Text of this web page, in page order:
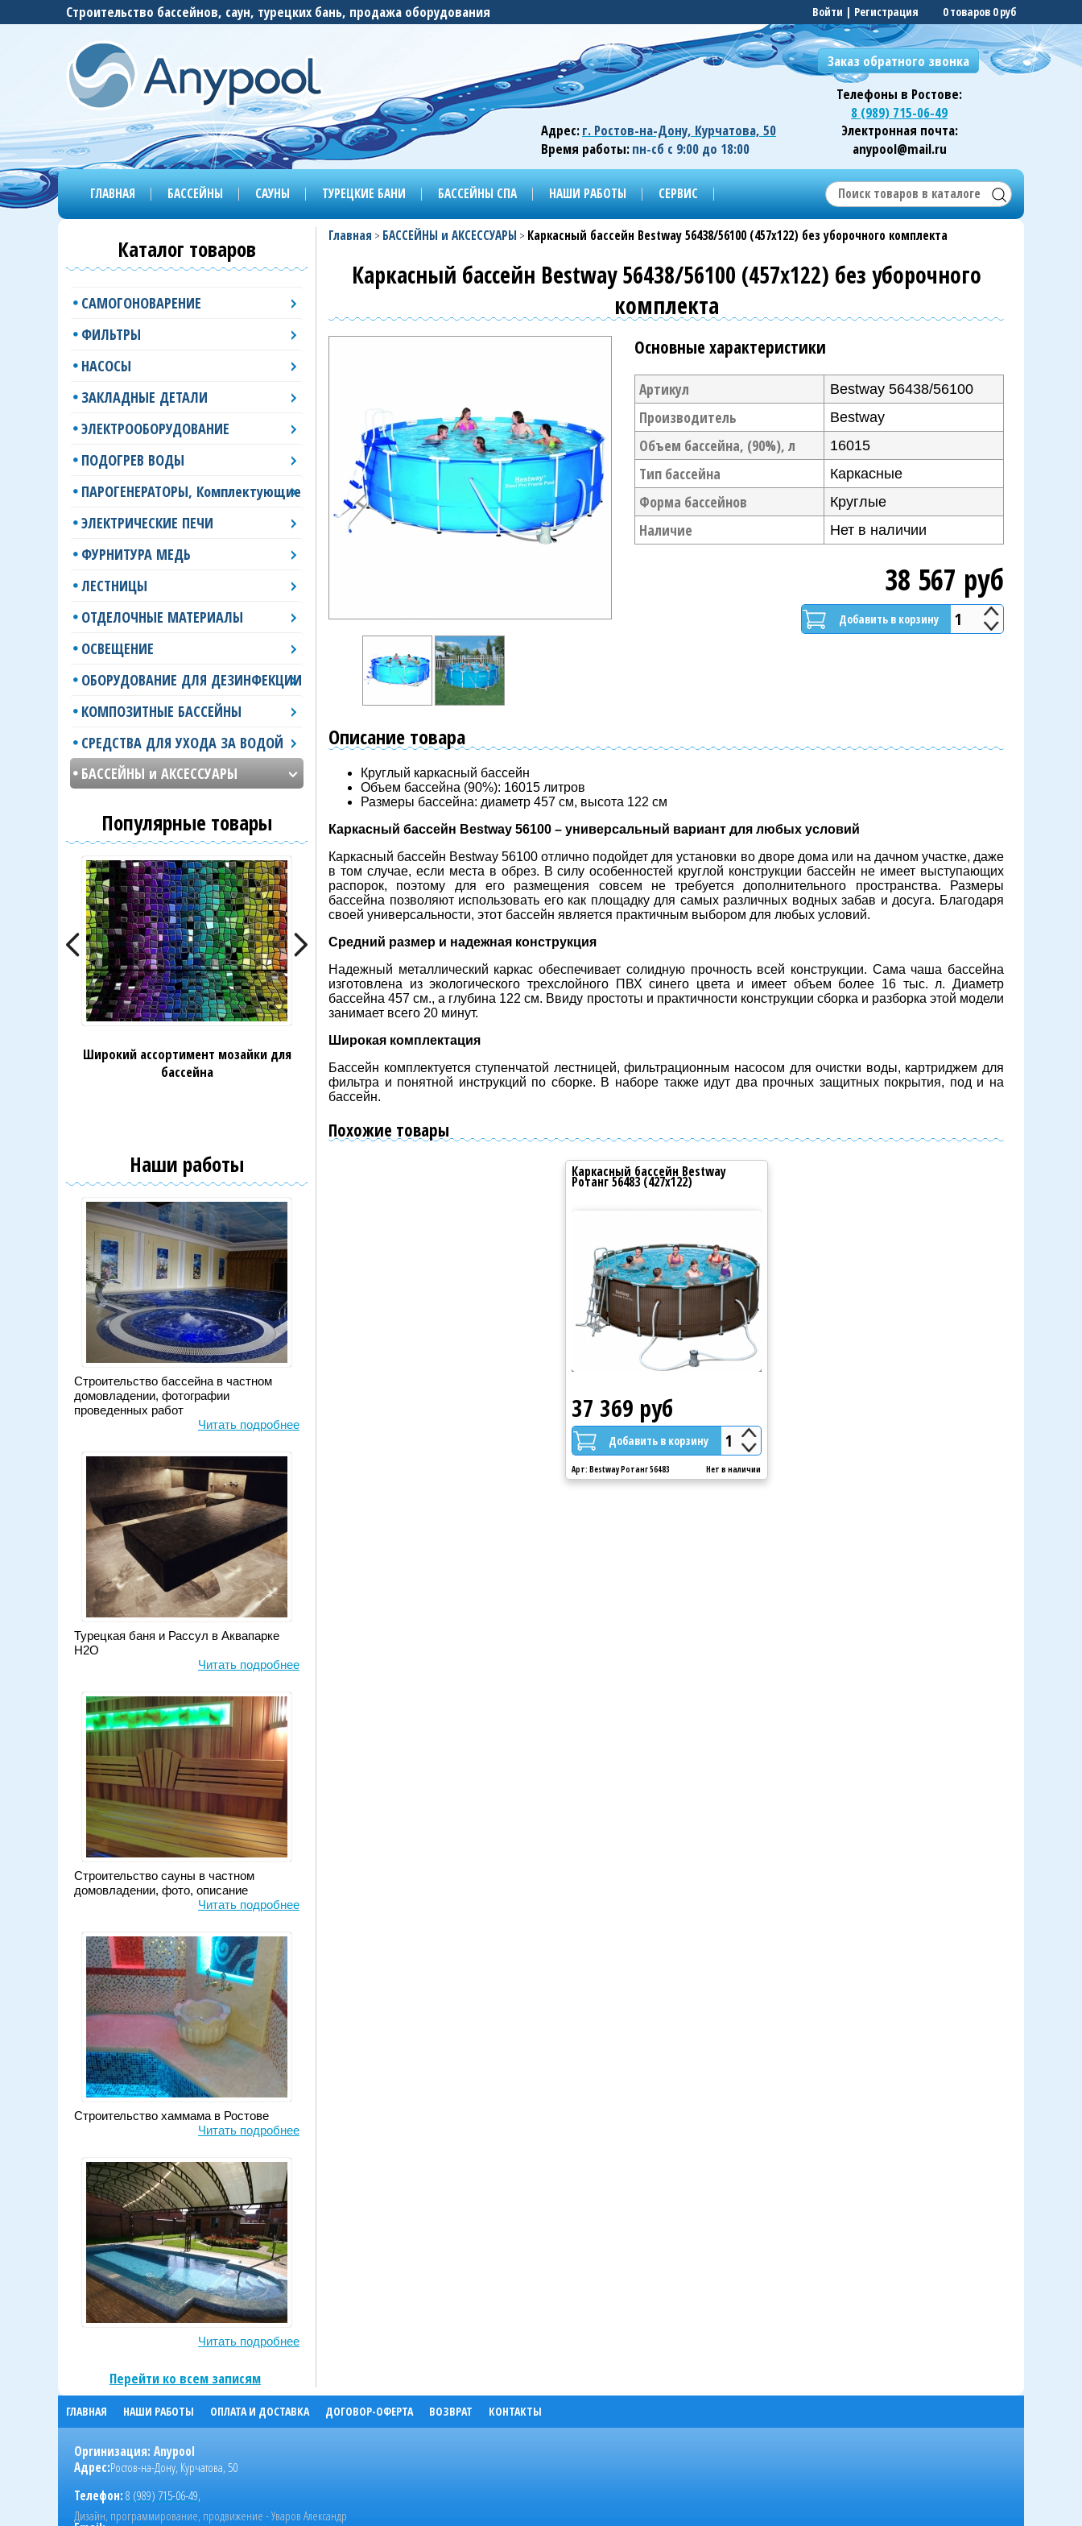
Строительство бассейнов, саун, турецких бань, продажа оборудования 0 товаров 0 руб
Войти | Регистрация
Адрес:г. Ростов-на-Дону, Курчатова, 50
Время работы:пн-сб с 9:00 до 18:00
Телефоны в Ростове:
8 (989) 715-06-49
Электронная почта:
anypool@mail.ru
ГЛАВНАЯ БАССЕЙНЫ САУНЫ ТУРЕЦКИЕ БАНИ БАССЕЙНЫ СПА НАШИ РАБОТЫ СЕРВИС
Каталог товаров
САМОГОНОВАРЕНИЕ
ФИЛЬТРЫ
НАСОСЫ
ЗАКЛАДНЫЕ ДЕТАЛИ
ЭЛЕКТРООБОРУДОВАНИЕ
ПОДОГРЕВ ВОДЫ
ПАРОГЕНЕРАТОРЫ, Комплектующие
ЭЛЕКТРИЧЕСКИЕ ПЕЧИ
ФУРНИТУРА МЕДЬ
ЛЕСТНИЦЫ
ОТДЕЛОЧНЫЕ МАТЕРИАЛЫ
ОСВЕЩЕНИЕ
ОБОРУДОВАНИЕ ДЛЯ ДЕЗИНФЕКЦИИ
КОМПОЗИТНЫЕ БАССЕЙНЫ
СРЕДСТВА ДЛЯ УХОДА ЗА ВОДОЙ
БАССЕЙНЫ и АКСЕССУАРЫ
Популярные товары
Широкий ассортимент мозайки для
бассейна
бассейна любого цвета
бассейна
бассейна разных цветов
Наши работы
Строительство бассейна в частном
домовладении, фотографии
проведенных работ
Читать подробнее
Турецкая баня и Рассул в Аквапарке
Н2О
Читать подробнее
Строительство сауны в частном
домовладении, фото, описание
Читать подробнее
Строительство хаммама в Ростове
Читать подробнее
Читать подробнее
Перейти ко всем записям
Главная > БАССЕЙНЫ и АКСЕССУАРЫ > Каркасный бассейн Bestway 56438/56100 (457х122) без уборочного комплекта
Каркасный бассейн Bestway 56438/56100 (457х122) без уборочного
комплекта
Основные характеристики
Артикул Bestway 56438/56100
Производитель Bestway
Объем бассейна, (90%), л 16015
Тип бассейна Каркасные
Форма бассейнов Круглые
Наличие Нет в наличии
38 567 руб
Добавить в корзину 1
Описание товара
Круглый каркасный бассейн
Объем бассейна (90%): 16015 литров
Размеры бассейна: диаметр 457 см, высота 122 см
Каркасный бассейн Bestway 56100 – универсальный вариант для любых условий
Каркасный бассейн Bestway 56100 отлично подойдет для установки во дворе дома или на дачном участке, даже
в том случае, если места в обрез. В силу особенностей круглой конструкции бассейн не имеет выступающих
распорок, поэтому для его размещения совсем не требуется дополнительного пространства. Размеры
бассейна позволяют использовать его как площадку для самых различных водных забав и досуга. Благодаря
своей универсальности, этот бассейн является практичным выбором для любых условий.
Средний размер и надежная конструкция
Надежный металлический каркас обеспечивает солидную прочность всей конструкции. Сама чаша бассейна
изготовлена из экологического трехслойного ПВХ синего цвета и имеет объем более 16 тыс. л. Диаметр
бассейна 457 см., а глубина 122 см. Ввиду простоты и практичности конструкции сборка и разборка этой модели
занимает всего 20 минут.
Широкая комплектация
Бассейн комплектуется ступенчатой лестницей, фильтрационным насосом для очистки воды, картриджем для
фильтра и понятной инструкций по сборке. В наборе также идут два прочных защитных покрытия, под и на
бассейн.
Похожие товары
Каркасный бассейн Bestway
Ротанг 56483 (427x122)
37 369 руб
Добавить в корзину 1
Арт: Bestway Ротанг 56483 Нет в наличии
ГЛАВНАЯ НАШИ РАБОТЫ ОПЛАТА И ДОСТАВКА ДОГОВОР-ОФЕРТА ВОЗВРАТ КОНТАКТЫ
Оргинизация: Anypool
Адрес:Ростов-на-Дону, Курчатова, 50
Телефон:8 (989) 715-06-49,
Дизайн, программирование, продвижение - Уваров Александр